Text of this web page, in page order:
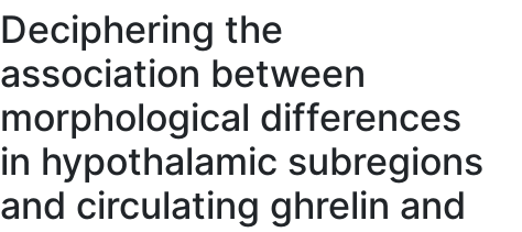
Deciphering the
association between
morphological differences
in hypothalamic subregions
and circulating ghrelin and